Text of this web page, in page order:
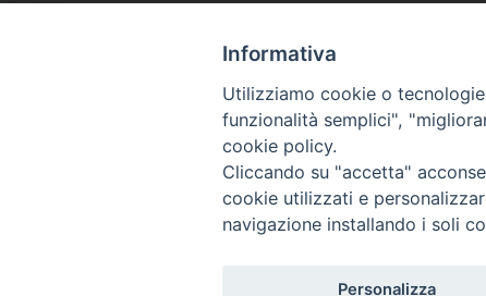
AMMINISTRAZIONE TRASPARENTE
La Difesa del Popolo percepisce i contributi pubblici all'editoria.
La Difesa del Popolo è una testata registrata presso il Tribunale di Padova
Informativa
Utilizziamo cookie o
funzionalità semplici",
cookie policy.
Cliccando su "accetta"
cookie utilizzati e
navigazione installando i soli
Personalizza